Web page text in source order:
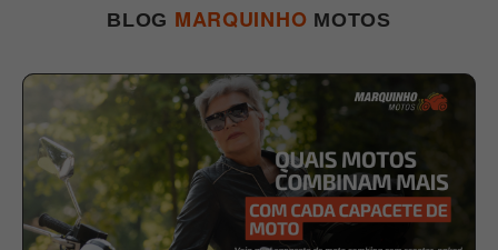
BLOG MARQUINHO MOTOS